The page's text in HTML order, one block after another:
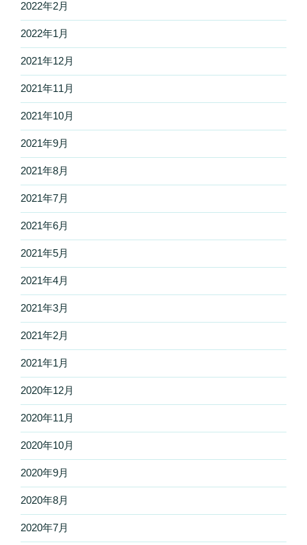
2022年2月
2022年1月
2021年12月
2021年11月
2021年10月
2021年9月
2021年8月
2021年7月
2021年6月
2021年5月
2021年4月
2021年3月
2021年2月
2021年1月
2020年12月
2020年11月
2020年10月
2020年9月
2020年8月
2020年7月